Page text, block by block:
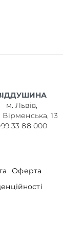
м. Львів,
Вірменська, 13
33 88 000
Оферта